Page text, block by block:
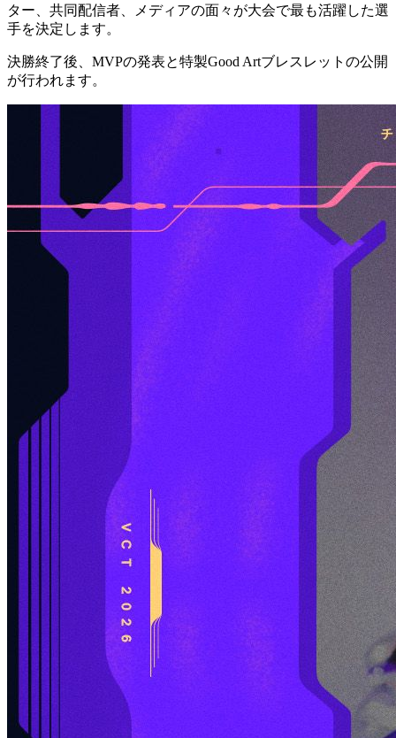
ター、共同配信者、メディアの面々が大会で最も活躍した選
手を決定します。
決勝終了後、MVPの発表と特製Good Artブレスレットの公開
が行われます。